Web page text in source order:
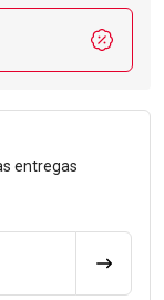
entregas